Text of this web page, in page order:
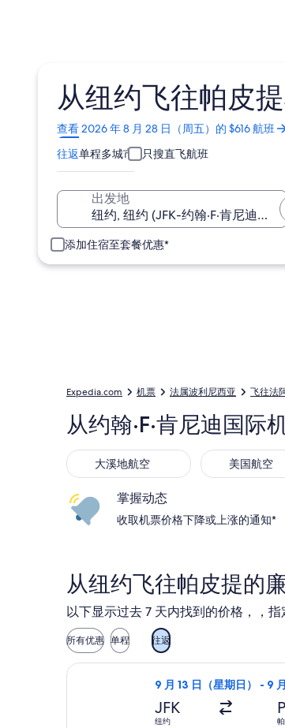
从纽约飞往帕皮
查看 2026 年 8 月 28 日（周五）的 $616 航班
在
新
窗
口
打
往返单程多城市 只搜直飞航班
出发地
添加住宿至套餐优惠*
Expedia.com 机票 法属波利尼西亚 飞往法
从约翰·F·肯尼迪国际
大溪地航空
大溪地航空 美国航空
美国航空
掌握动态
收取机票价格下降或上涨的通知*
从纽约飞往帕皮提的
以下显示过去 7 天内找到的价格，，
所有优惠 单程 往返
9 月 13 日（星期日） - 9
JFK
纽约
选择阿拉斯加航空航班